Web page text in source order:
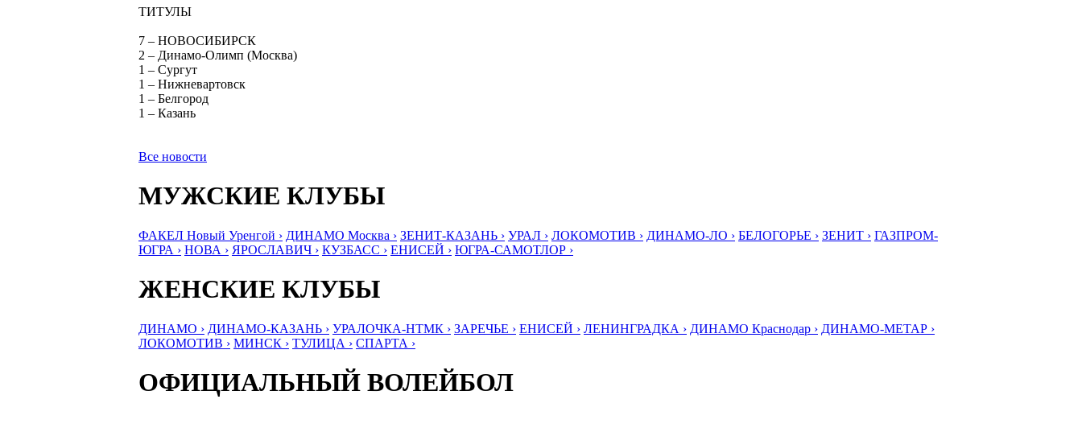
ТИТУЛЫ
7 – НОВОСИБИРСК
2 – Динамо-Олимп (Москва)
1 – Сургут
1 – Нижневартовск
1 – Белгород
1 – Казань
Все новости
МУЖСКИЕ КЛУБЫ
ФАКЕЛ Новый Уренгой › ДИНАМО Москва › ЗЕНИТ-КАЗАНЬ › УРАЛ › ЛОКОМОТИВ › ДИНАМО-ЛО › БЕЛОГОРЬЕ › ЗЕНИТ › ГАЗПРОМ-
ЮГРА › НОВА › ЯРОСЛАВИЧ › КУЗБАСС › ЕНИСЕЙ › ЮГРА-САМОТЛОР ›
ЖЕНСКИЕ КЛУБЫ
ДИНАМО › ДИНАМО-КАЗАНЬ › УРАЛОЧКА-НТМК › ЗАРЕЧЬЕ › ЕНИСЕЙ › ЛЕНИНГРАДКА › ДИНАМО Краснодар › ДИНАМО-МЕТАР ›
ЛОКОМОТИВ › МИНСК › ТУЛИЦА › СПАРТА ›
ОФИЦИАЛЬНЫЙ ВОЛЕЙБОЛ